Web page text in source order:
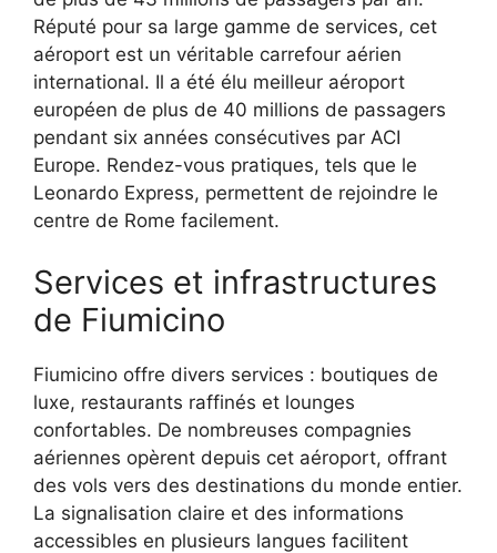
Réputé pour sa large gamme de services, cet
aéroport est un véritable carrefour aérien
international. Il a été élu meilleur aéroport
européen de plus de 40 millions de passagers
pendant six années consécutives par ACI
Europe. Rendez-vous pratiques, tels que le
Leonardo Express, permettent de rejoindre le
centre de Rome facilement.
Services et infrastructures
de Fiumicino
Fiumicino offre divers services : boutiques de
luxe, restaurants raffinés et lounges
confortables. De nombreuses compagnies
aériennes opèrent depuis cet aéroport, offrant
des vols vers des destinations du monde entier.
La signalisation claire et des informations
accessibles en plusieurs langues facilitent